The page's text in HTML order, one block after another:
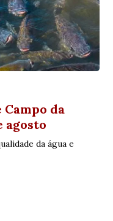
da
agosto
da água e